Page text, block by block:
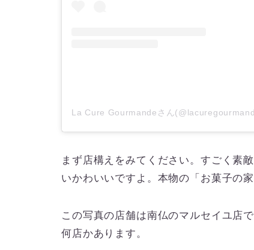
La Cure Gourmandeさん
まず店構えをみてください。すごく素
いかわいいですよ。本物の「お菓子の家
この写真の店舗は南仏のマルセイユ店
何店かあります。